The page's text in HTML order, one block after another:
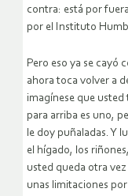
contra: está por
por el Instituto
Pero eso ya se cayó
ahora toca volver a
imagínese que
para arriba es uno,
le doy puñaladas. Y
el hígado, los
usted queda otra
unas limitaciones